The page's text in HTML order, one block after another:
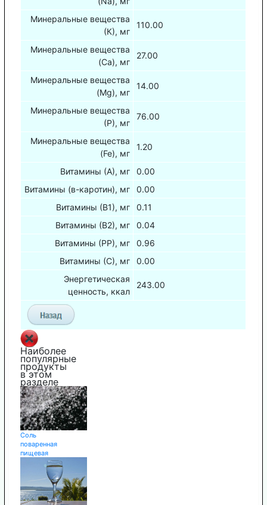
Минеральные вещества
(К), мг
110.00
Минеральные вещества
(Са), мг
27.00
Минеральные вещества
(Mg), мг
14.00
Минеральные вещества
(Р), мг
76.00
Минеральные вещества
(Fe), мг
1.20
Витамины (А), мг
0.00
Витамины (в-каротин), мг
0.00
Витамины (В1), мг
0.11
Витамины (В2), мг
0.04
Витамины (РР), мг
0.96
Витамины (С), мг
0.00
Энергетическая
ценность, ккал
243.00
Наиболее
популярные
продукты
в этом
разделе
Соль
поваренная
пищевая